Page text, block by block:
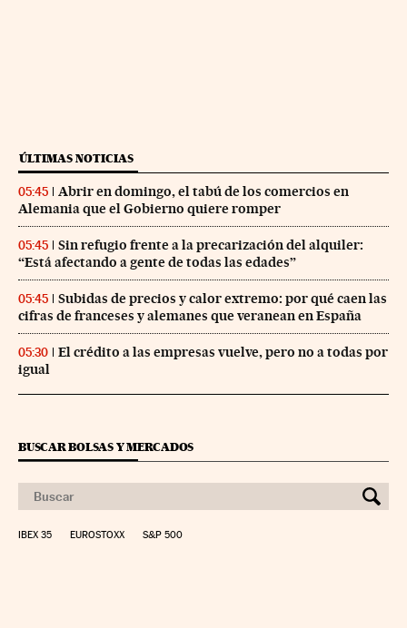
ÚLTIMAS NOTICIAS
05:45
Abrir en domingo, el tabú de los comercios en
Alemania que el Gobierno quiere romper
05:45
Sin refugio frente a la precarización del alquiler:
“Está afectando a gente de todas las edades”
05:45
Subidas de precios y calor extremo: por qué caen las
cifras de franceses y alemanes que veranean en España
05:30
El crédito a las empresas vuelve, pero no a todas por
igual
BUSCAR BOLSAS Y MERCADOS
IBEX 35 EUROSTOXX S&P 500